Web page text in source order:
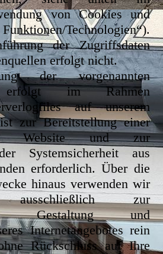
von Cookies und
Technologien“).
der Zugriffsdaten
erfolgt nicht.
der vorgenannten
erfolgt im Rahmen
auf unserem
zur Bereitstellung einer
Website und zur
Systemsicherheit aus
erforderlich. Über die
hinaus verwenden wir
ausschließlich zur
Gestaltung und
Internetangebotes rein
Rückschluss auf Ihre